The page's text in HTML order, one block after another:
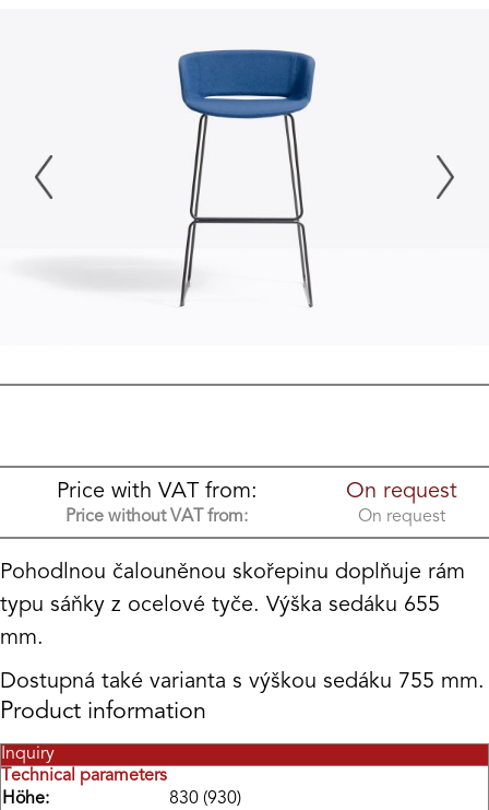
Pohodlnou čalouněnou skořepinu doplňuje rám
typu sáňky z ocelové tyče. Výška sedáku 655
mm.
Dostupná také varianta s výškou sedáku 755 mm.
Price with VAT from: On request
Price without VAT from: On request
Product information
Technical parameters
Inquiry
Höhe:
830 (930)